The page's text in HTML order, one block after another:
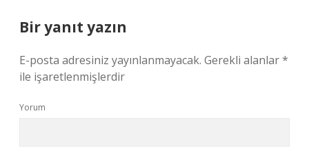
Bir yanıt yazın
E-posta adresiniz yayınlanmayacak. Gerekli alanlar*
ile işaretlenmişlerdir
Yorum